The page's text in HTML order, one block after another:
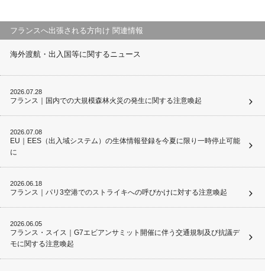
フランスへ出張される方向け 関連情報
海外渡航・出入国等に関するニュース
2026.07.28
フランス｜国内での大規模森林火災の発生に関する注意喚起
2026.07.08
EU｜EES（出入域システム）の生体情報登録を今夏に限り一時停止可能
に
2026.06.18
フランス｜パリ3空港でのストライキへの呼びかけに対する注意喚起
2026.06.05
フランス・スイス｜G7エビアンサミット開催に伴う交通規制及び抗議デ
モに関する注意喚起